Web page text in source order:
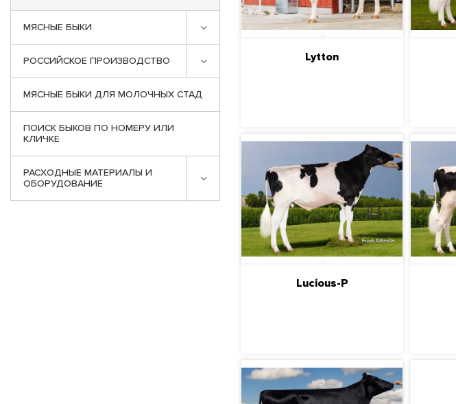
МЯСНЫЕ БЫКИ
РОССИЙСКОЕ ПРОИЗВОДСТВО
МЯСНЫЕ БЫКИ ДЛЯ МОЛОЧНЫХ СТАД
ПОИСК БЫКОВ ПО НОМЕРУ ИЛИ
КЛИЧКЕ
РАСХОДНЫЕ МАТЕРИАЛЫ И
ОБОРУДОВАНИЕ
Lytton
Lucious-P